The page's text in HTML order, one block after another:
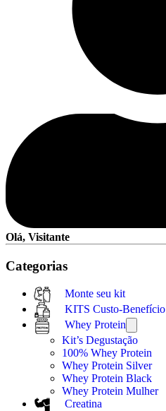
Olá, Visitante
Categorias
Monte seu kit
KITS Custo-Benefício
Whey Protein
Kit’s Degustação
100% Whey Protein
Whey Protein Silver
Whey Protein Black
Whey Protein Mulher
Creatina